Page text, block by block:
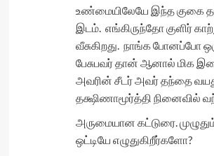
உண்மையிலேயே இந்த குகை
இடம். எங்கிருந்தோ குளிர்
வீசுகிறது. நாங்க போனப்போ
பேசுபவர் தான் ஆனால் மிக
அவரின் சீடர் அவர் தந்தை
தக்ஷிணாமூர்த்தி நினைவில்
அருமையான கட்டுரை.
ஒட்டியே எழுதுகிறீர்களோ?